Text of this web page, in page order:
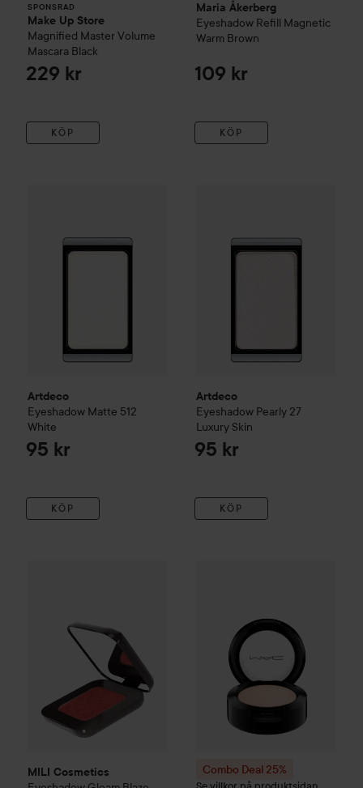
SPONSRAD
Make Up Store
Magnified Master Volume
Mascara Black
229 kr
KÖP
Maria Åkerberg
Eyeshadow Refill Magnetic
Warm Brown
109 kr
KÖP
Artdeco
Eyeshadow Matte 512
White
95 kr
KÖP
Artdeco
Eyeshadow Pearly 27
Luxury Skin
95 kr
KÖP
MILI Cosmetics Combo Deal 25%